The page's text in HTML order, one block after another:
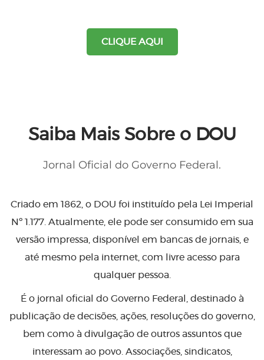
CLIQUE AQUI
Saiba Mais Sobre o DOU
Jornal Oficial do Governo Federal.
Criado em 1862, o DOU foi instituído pela Lei Imperial
Nº 1.177. Atualmente, ele pode ser consumido em sua
versão impressa, disponível em bancas de jornais, e
até mesmo pela internet, com livre acesso para
qualquer pessoa.
É o jornal oficial do Governo Federal, destinado à
publicação de decisões, ações, resoluções do governo,
bem como à divulgação de outros assuntos que
interessam ao povo. Associações, sindicatos,